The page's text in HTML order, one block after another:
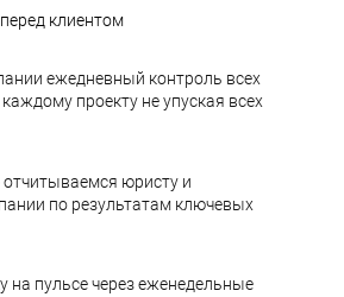
клиентом
ежедневный контроль всех
проекту не упуская всех
юристу и
по результатам ключевых
на пульсе через еженедельные